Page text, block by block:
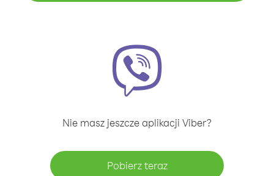
Nie masz jeszcze aplikacji Viber?
Pobierz teraz